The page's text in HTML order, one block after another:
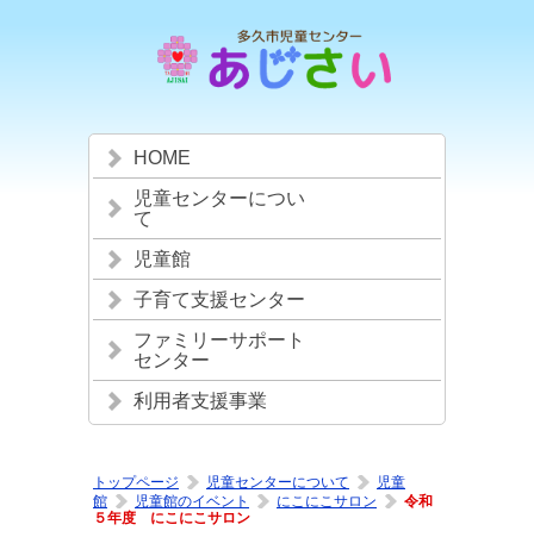
HOME
児童センターについ
て
児童館
子育て支援センター
ファミリーサポート
センター
利用者支援事業
トップページ 児童センターについて
児童
館
児童館のイベント にこにこサロン
令和
５年度 にこにこサロン